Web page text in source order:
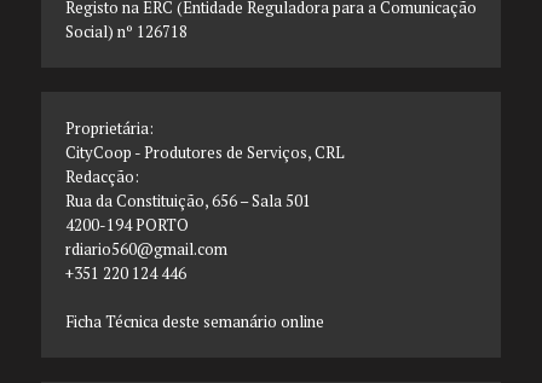
Registo na ERC (Entidade Reguladora para a Comunicação
Social) nº 126718
Proprietária:
CityCoop - Produtores de Serviços, CRL
Redacção:
Rua da Constituição, 656 – Sala 501
4200-194 PORTO
rdiario560@gmail.com
+351 220 124 446
Ficha Técnica deste semanário online